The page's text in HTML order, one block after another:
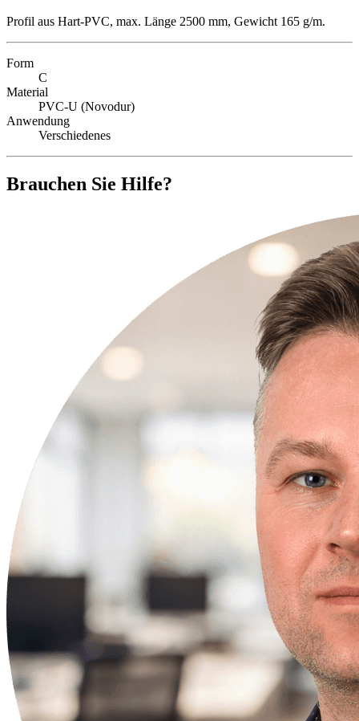
Profil aus Hart-PVC, max. Länge 2500 mm, Gewicht 165 g/m.
Form
C
Material
PVC-U (Novodur)
Anwendung
Verschiedenes
Brauchen Sie Hilfe?